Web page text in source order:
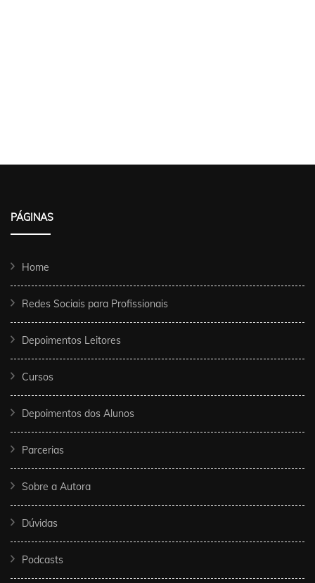
PÁGINAS
Home
Redes Sociais para Profissionais
Depoimentos Leitores
Cursos
Depoimentos dos Alunos
Parcerias
Sobre a Autora
Dúvidas
Podcasts